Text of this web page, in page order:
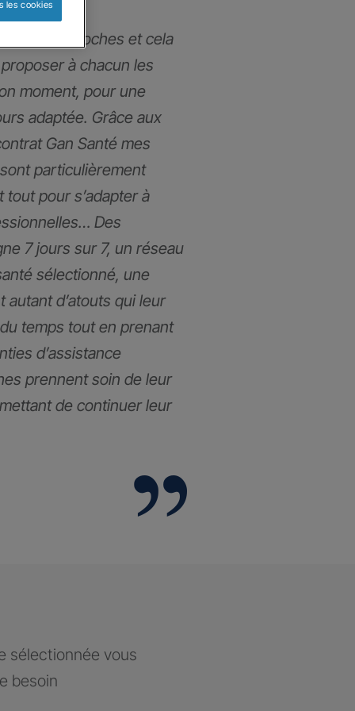
très proches et cela
à chacun les
moment, pour une
adaptée. Grâce aux
Gan Santé mes
particulièrement
tout pour s’adapter à
Des
7 jours sur 7, un réseau
sélectionné, une
autant d’atouts qui leur
temps tout en prenant
d’assistance
prennent soin de leur
de continuer leur
sélectionnée vous
besoin
les cookies